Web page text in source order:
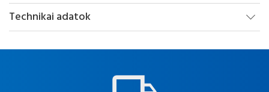
Technikai adatok